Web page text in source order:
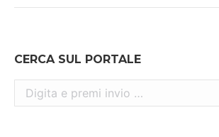
CERCA SUL PORTALE
Cerca: